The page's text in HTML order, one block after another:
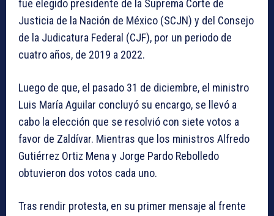
fue elegido presidente de la Suprema Corte de
Justicia de la Nación de México (SCJN) y del Consejo
de la Judicatura Federal (CJF), por un periodo de
cuatro años, de 2019 a 2022.
Luego de que, el pasado 31 de diciembre, el ministro
Luis María Aguilar concluyó su encargo, se llevó a
cabo la elección que se resolvió con siete votos a
favor de Zaldívar. Mientras que los ministros Alfredo
Gutiérrez Ortiz Mena y Jorge Pardo Rebolledo
obtuvieron dos votos cada uno.
Tras rendir protesta, en su primer mensaje al frente